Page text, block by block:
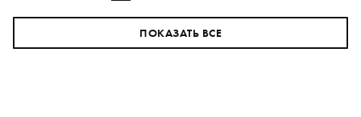
ПОКАЗАТЬ ВСЕ